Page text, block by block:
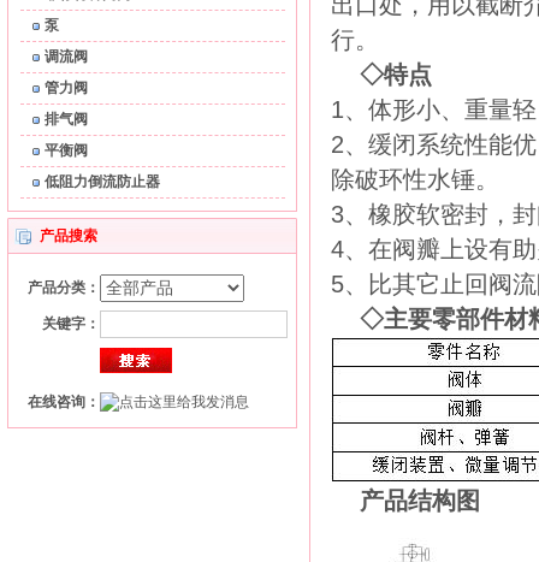
泵
调流阀
管力阀
排气阀
平衡阀
低阻力倒流防止器
产品搜索
产品分类：
关键字：
在线咨询：
行。
◇特点
1、体形小、重量
2、缓闭系统性能
除破环性水锤。
3、橡胶软密封，
4、 在阀瓣上设有
5、比其它 止回阀
◇主要零部件材
产品结构图